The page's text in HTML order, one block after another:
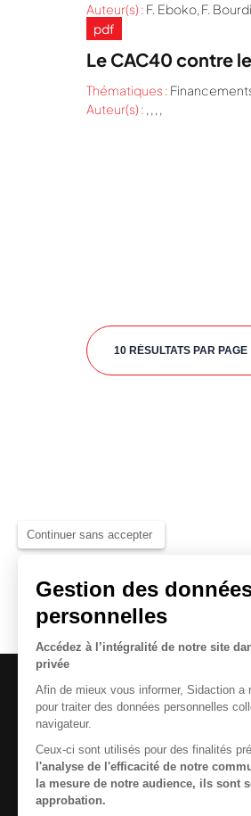
Continuer sans accepter
Gestion des
personnelles
Accédez à l’intégralité de notre site
privée
Afin de mieux vous informer, Sidaction a
pour traiter des données personnelles
navigateur.
Ceux-ci sont utilisés pour des finalités
l'analyse de l'efficacité de notre
la mesure de notre audience, ils sont
approbation.
Auteur(s) : F. Eboko, F.
pdf
Le CAC40 contre
Thématiques :
Auteur(s) : , , , ,
disposer de
et gratuites sur leVIH